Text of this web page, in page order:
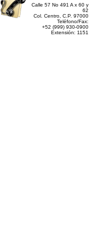
Calle 57 No 491 A x 60 y
62
Col. Centro, C.P. 97000
Teléfono/Fax:
+52 (999) 930-0900
Extensión: 1151